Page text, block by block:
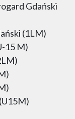
Gdański
(1LM)
15 M)